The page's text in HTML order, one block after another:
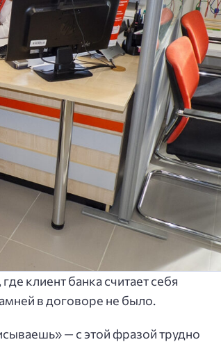
клиент банка считает себя
в договоре не было.
— с этой фразой трудно